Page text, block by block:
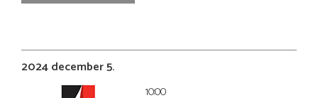
2024 december 5.
10:00